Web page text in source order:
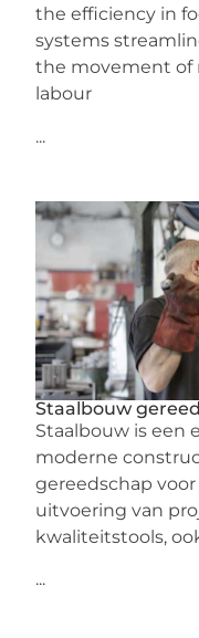
the efficiency in
systems
the movement of
labour
...
Staalbouw
Staalbouw is een
moderne
gereedschap
uitvoering van
kwaliteitstools,
...